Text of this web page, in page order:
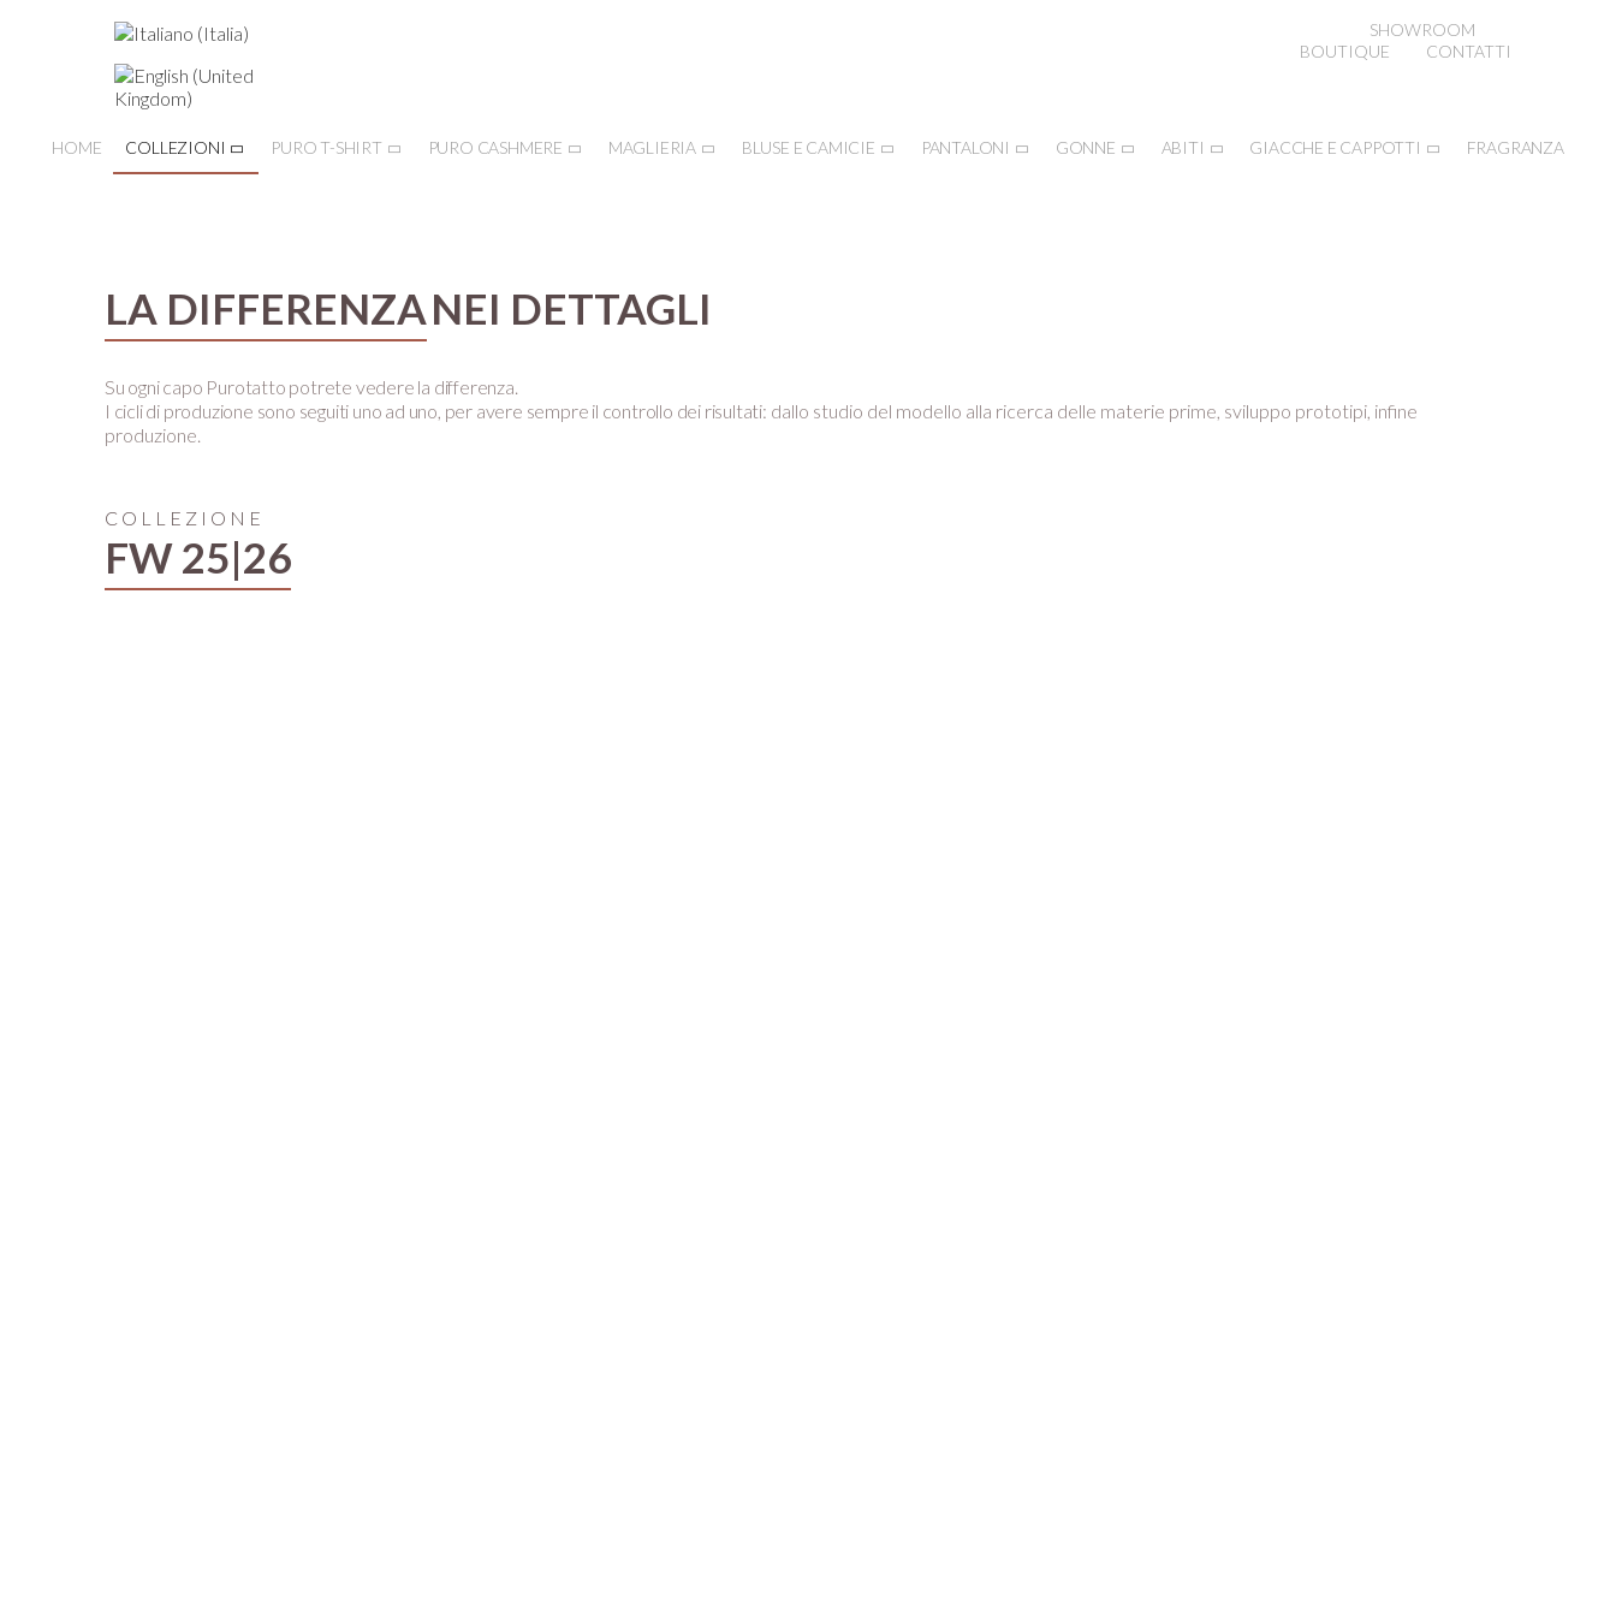
SHOWROOM
BOUTIQUE
CONTATTI
HOME COLLEZIONI PURO T-SHIRT PURO CASHMERE MAGLIERIA BLUSE E CAMICIE PANTALONI GONNE ABITI GIACCHE E CAPPOTTI FRAGRANZA
LA DIFFERENZANEI DETTAGLI
Su ogni capo Purotatto potrete vedere la differenza.
I cicli di produzione sono seguiti uno ad uno, per avere sempre il controllo dei risultati: dallo studio del modello alla ricerca delle materie prime, sviluppo prototipi, infine
produzione.
COLLEZIONE
FW 25|26